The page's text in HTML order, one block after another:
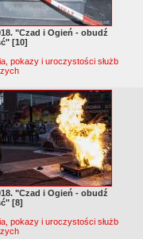
"Czad i Ogień - obudź
[10]
pokazy i uroczystości służb
"Czad i Ogień - obudź
[8]
pokazy i uroczystości służb